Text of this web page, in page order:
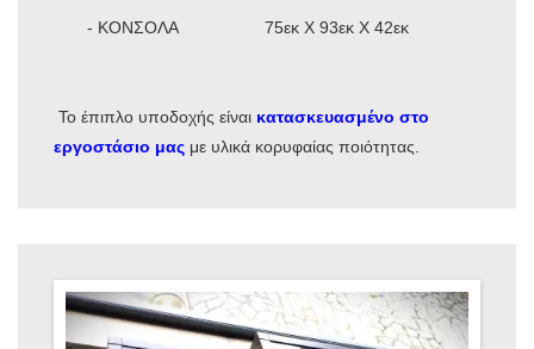
- ΚΟΝΣΟΛΑ 75εκ Χ 93εκ Χ 42εκ
Το έπιπλο υποδοχής είναι κατασκευασμένο στο
εργοστάσιο μας με υλικά κορυφαίας ποιότητας.